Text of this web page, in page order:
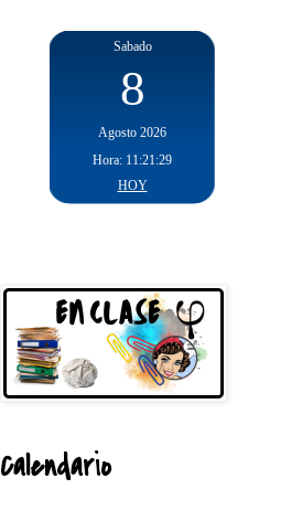
Calendario